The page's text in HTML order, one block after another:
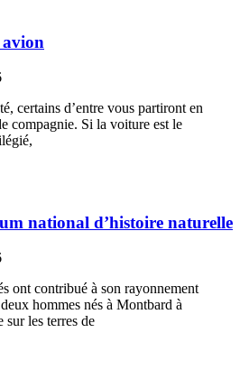
avion
certains d’entre vous partiront en
compagnie. Si la voiture est le
national d’histoire naturelle
ont contribué à son rayonnement
hommes nés à Montbard à
sur les terres de